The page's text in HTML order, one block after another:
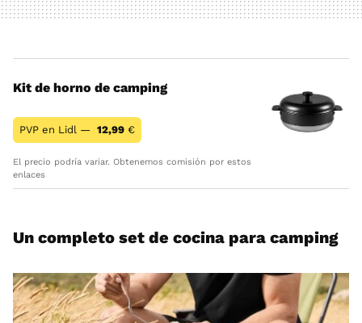
Kit de horno de camping
PVP en Lidl — 12,99 €
El precio podría variar. Obtenemos comisión por estos
enlaces
Un completo set de cocina para camping